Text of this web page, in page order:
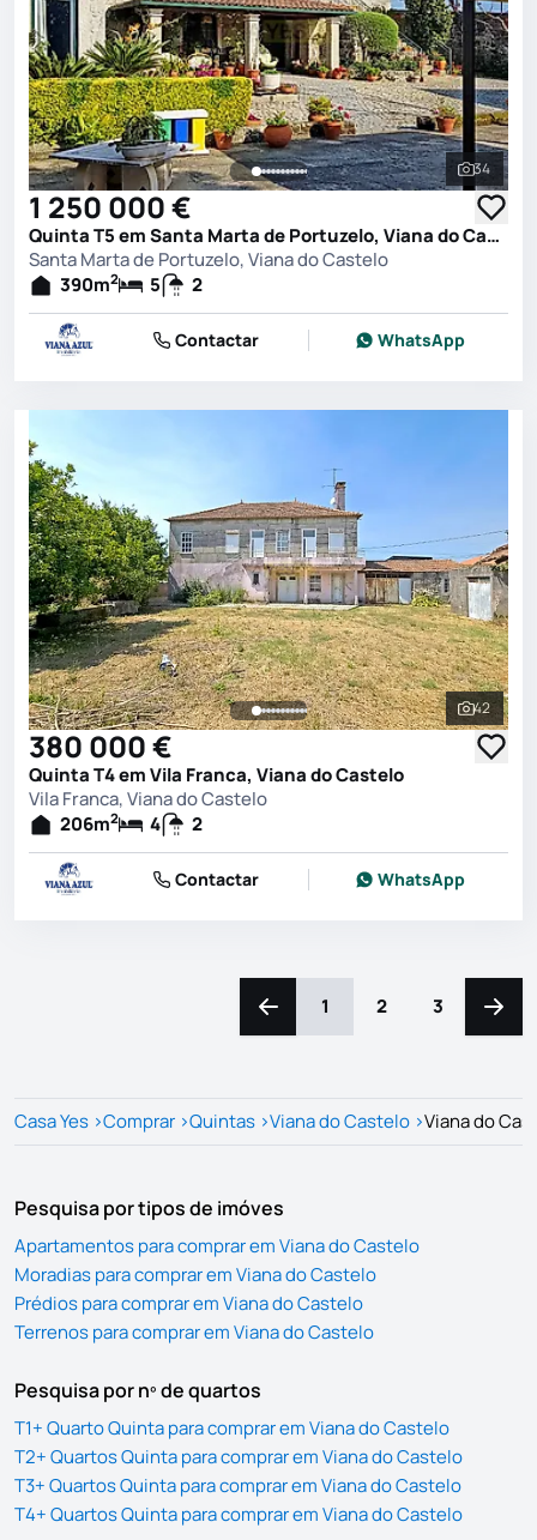
Ver
34
1 250 000 €
Quinta T5 em Santa Marta de Portuzelo, Viana do Castelo
Santa Marta de Portuzelo, Viana do Castelo
390m2 5 2
Contactar WhatsApp
Ver
42
380 000 €
Quinta T4 em Vila Franca, Viana do Castelo
Vila Franca, Viana do Castelo
206m2 4 2
Contactar WhatsApp
Navegação para a esquerda
1 2 3
Casa Yes >Comprar >Quintas >Viana do Castelo >Viana do
Pesquisa por tipos de imóves
Apartamentos para comprar em Viana do Castelo
Moradias para comprar em Viana do Castelo
Prédios para comprar em Viana do Castelo
Terrenos para comprar em Viana do Castelo
Pesquisa por nº de quartos
T1+ Quarto Quinta para comprar em Viana do Castelo
T2+ Quartos Quinta para comprar em Viana do Castelo
T3+ Quartos Quinta para comprar em Viana do Castelo
T4+ Quartos Quinta para comprar em Viana do Castelo